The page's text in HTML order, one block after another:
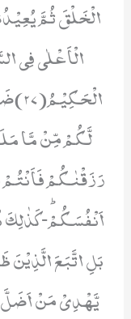
الْخَلْقَ ثُمَّ
الْاَعْلٰى فِی
لَّكُمْ مِّنْ مَّا
رَزَقْنٰكُمْ
بَلِ اتَّبَعَ